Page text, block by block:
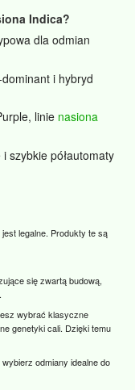
Indica?
dla odmian
i hybryd
linie nasiona
szybkie półautomaty
legalne. Produkty te są
się zwartą budową,
wybrać klasyczne
genetyki cali. Dzięki temu
odmiany idealne do